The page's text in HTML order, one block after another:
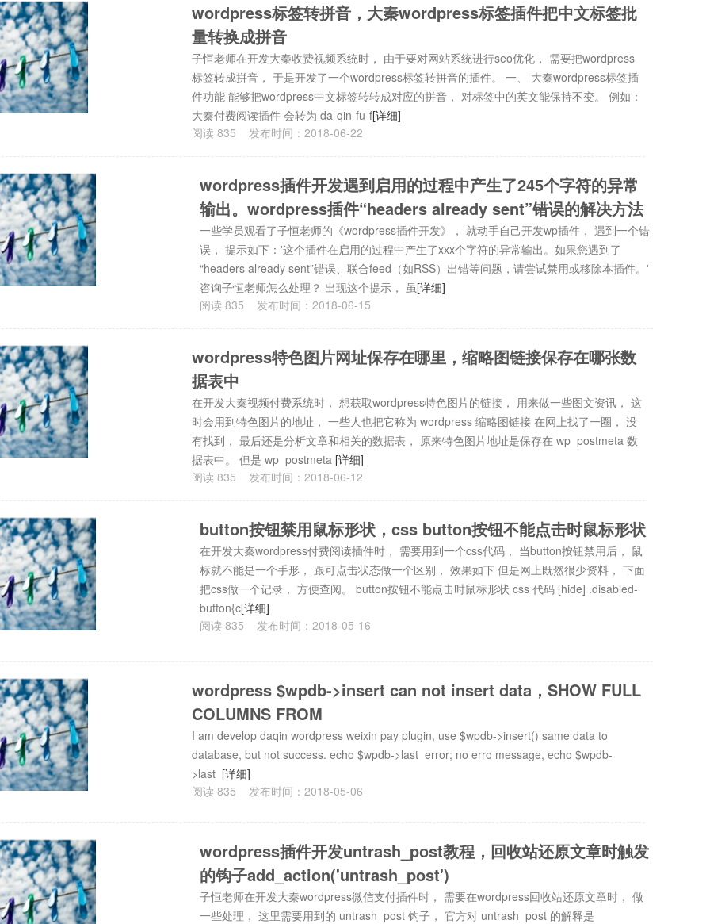
wordpress标签转拼音，大秦wordpress标签插件把中文标签批
量转换成拼音
子恒老师在开发大秦收费视频系统时， 由于要对网站系统进行seo优化， 需要把wordpress
标签转成拼音， 于是开发了一个wordpress标签转拼音的插件。 一、 大秦wordpress标签插
件功能 能够把wordpress中文标签转转成对应的拼音， 对标签中的英文能保持不变。 例如：
大秦付费阅读插件 会转为 da-qin-fu-f[详细]
阅读835 发布时间：2018-06-22
wordpress插件开发遇到启用的过程中产生了245个字符的异常
输出。wordpress插件“headers already sent”错误的解决方法
一些学员观看了子恒老师的《wordpress插件开发》， 就动手自己开发wp插件， 遇到一个错
误， 提示如下：'这个插件在启用的过程中产生了xxx个字符的异常输出。如果您遇到了
“headers already sent”错误、联合feed（如RSS）出错等问题，请尝试禁用或移除本插件。'
咨询子恒老师怎么处理？ 出现这个提示， 虽[详细]
阅读835 发布时间：2018-06-15
wordpress特色图片网址保存在哪里，缩略图链接保存在哪张数
据表中
在开发大秦视频付费系统时， 想获取wordpress特色图片的链接， 用来做一些图文资讯， 这
时会用到特色图片的地址， 一些人也把它称为 wordpress 缩略图链接 在网上找了一圈， 没
有找到， 最后还是分析文章和相关的数据表， 原来特色图片地址是保存在 wp_postmeta 数
据表中。 但是 wp_postmeta [详细]
阅读835 发布时间：2018-06-12
button按钮禁用鼠标形状，css button按钮不能点击时鼠标形状
在开发大秦wordpress付费阅读插件时， 需要用到一个css代码， 当button按钮禁用后， 鼠
标就不能是一个手形， 跟可点击状态做一个区别， 效果如下 但是网上既然很少资料， 下面
把css做一个记录， 方便查阅。 button按钮不能点击时鼠标形状 css 代码 [hide] .disabled-
button{c[详细]
阅读835 发布时间：2018-05-16
wordpress $wpdb->insert can not insert data，SHOW FULL
COLUMNS FROM
I am develop daqin wordpress weixin pay plugin, use $wpdb->insert() same data to
database, but not success. echo $wpdb->last_error; no erro message, echo $wpdb-
>last_ [详细]
阅读835 发布时间：2018-05-06
wordpress插件开发untrash_post教程，回收站还原文章时触发
的钩子add_action('untrash_post')
子恒老师在开发大秦wordpress微信支付插件时， 需要在wordpress回收站还原文章时， 做
一些处理， 这里需要用到的 untrash_post 钩子， 官方对 untrash_post 的解释是